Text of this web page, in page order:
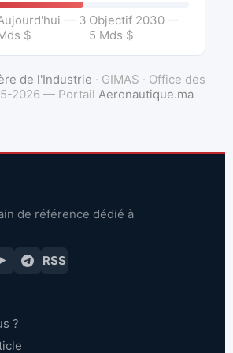
— 3
$
Objectif 2030 —
5 Mds $
de l'Industrie · GIMAS · Office des
2026 — Portail Aeronautique.ma
de référence dédié à
RSS
?